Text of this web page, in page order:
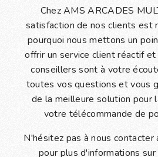
Chez AMS ARCADES
satisfaction de nos clients est
pourquoi nous mettons un
offrir un service client réactif
conseillers sont à votre
toutes vos questions et vous
de la meilleure solution pour
votre télécommande de
N'hésitez pas à nous
pour plus d'informations